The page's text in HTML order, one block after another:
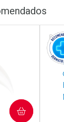
FECHAR
FECHAR